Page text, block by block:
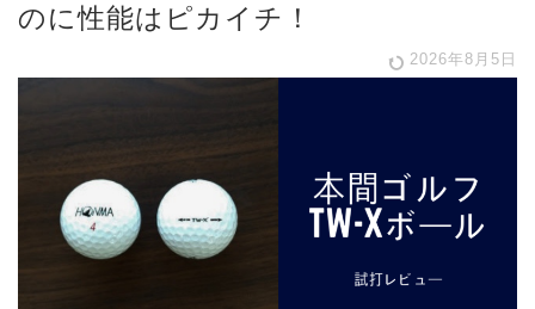
のに性能はピカイチ！
2026年8月5日